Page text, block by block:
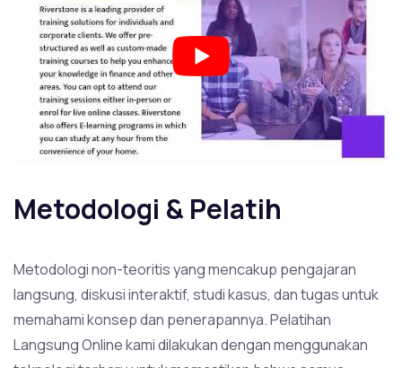
Metodologi & Pelatih
Metodologi non-teoritis yang mencakup pengajaran
langsung, diskusi interaktif, studi kasus, dan tugas untuk
memahami konsep dan penerapannya. Pelatihan
Langsung Online kami dilakukan dengan menggunakan